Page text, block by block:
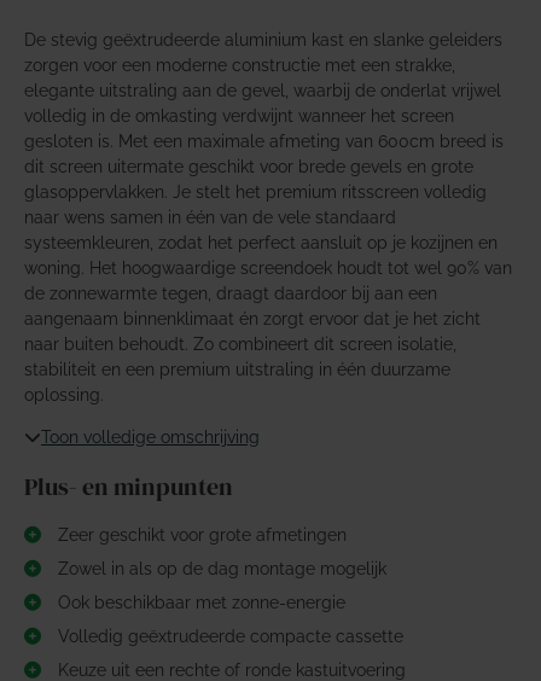
De stevig geëxtrudeerde aluminium kast en slanke geleiders
zorgen voor een moderne constructie met een strakke,
elegante uitstraling aan de gevel, waarbij de onderlat vrijwel
volledig in de omkasting verdwijnt wanneer het screen
gesloten is. Met een maximale afmeting van 600cm breed is
dit screen uitermate geschikt voor brede gevels en grote
glasoppervlakken. Je stelt het premium ritsscreen volledig
naar wens samen in één van de vele standaard
systeemkleuren, zodat het perfect aansluit op je kozijnen en
woning. Het hoogwaardige screendoek houdt tot wel 90% van
de zonnewarmte tegen, draagt daardoor bij aan een
aangenaam binnenklimaat én zorgt ervoor dat je het zicht
naar buiten behoudt. Zo combineert dit screen isolatie,
stabiliteit en een premium uitstraling in één duurzame
oplossing.
Toon volledige omschrijving
Plus- en minpunten
Zeer geschikt voor grote afmetingen
Zowel in als op de dag montage mogelijk
Ook beschikbaar met zonne-energie
Volledig geëxtrudeerde compacte cassette
Keuze uit een rechte of ronde kastuitvoering